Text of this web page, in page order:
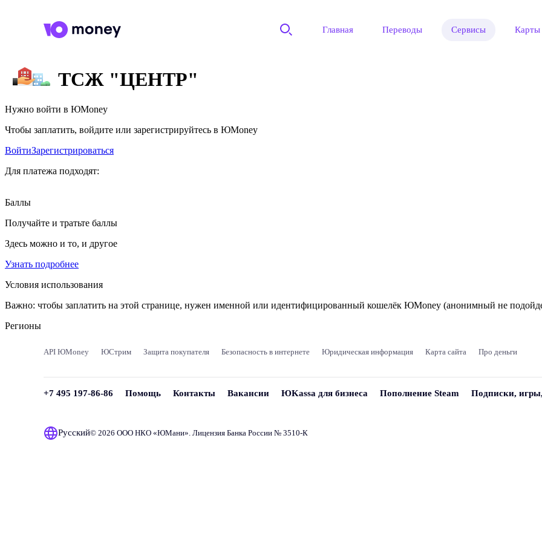
Главная Переводы Сервисы Карты
ТСЖ "ЦЕНТР"
Нужно войти в ЮMoney
Чтобы заплатить, войдите или зарегистрируйтесь в ЮMoney
ВойтиЗарегистрироваться
Для платежа подходят:
Баллы
Получайте и тратьте баллы
Здесь можно и то, и другое
Узнать подробнее
Условия использования
Важно: чтобы заплатить на этой странице, нужен именной или идентифицированный кошелёк ЮMoney (анонимный не
Регионы
API ЮMoney ЮСтрим Защита покупателя Безопасность в интернете Юридическая информация Карта сайта Про деньги
+7 495 197-86-86 Помощь Контакты Вакансии ЮKassa для бизнеса Пополнение Steam Подписки,
Русский© 2026 ООО НКО «ЮМани». Лицензия Банка России № 3510‑К